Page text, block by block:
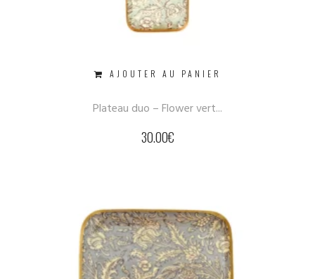
AJOUTER AU PANIER
Plateau duo – Flower vert...
30.00€